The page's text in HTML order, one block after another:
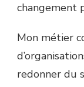
changement
Mon métier
redonner du